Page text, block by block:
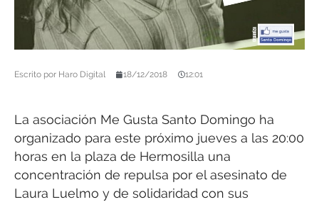
Escrito por Haro Digital 18/12/2018 12:01
La asociación Me Gusta Santo Domingo ha
organizado para este próximo jueves a las 20:00
horas en la plaza de Hermosilla una
concentración de repulsa por el asesinato de
Laura Luelmo y de solidaridad con sus